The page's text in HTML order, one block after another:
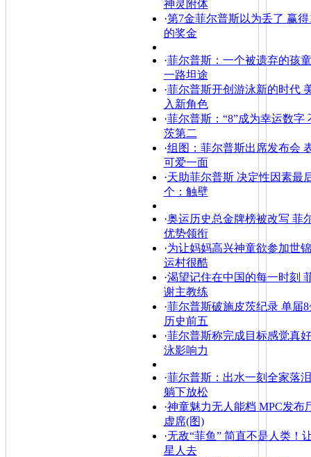
神灵附体
·第7金菲尔普斯以为丢了 赢得
的奖金
·菲尔普斯：一个被遗弃的孩
一路坦途
·菲尔普斯开创游泳新的时代
入新角色
·菲尔普斯：“8”成为幸运数字
茨第二
·组图：菲尔普斯出席发布会
可爱一面
·天助菲尔普斯 决定性因素最
个：触壁
·奥运历史总金牌榜被改写 菲
优势领衔
·为让妈妈高兴神童欲参加世
运村很酷
·渴望记住在中国的每一时刻
谢主教练
·菲尔普斯破施皮茨纪录 单届
历史前五
·菲尔普斯称完成目标感觉真
泳影响力
·菲尔普斯：出水一刻全家落
躺下放松
·神童魅力无人能档 MPC发布
虚席(图)
·无敌“菲鱼” 简直不是人类！
星人去